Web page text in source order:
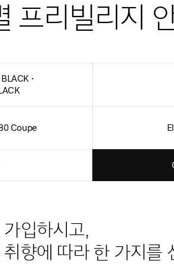
프리빌리지
·
Coupe
입하시고,
향에 따라 한 가지를